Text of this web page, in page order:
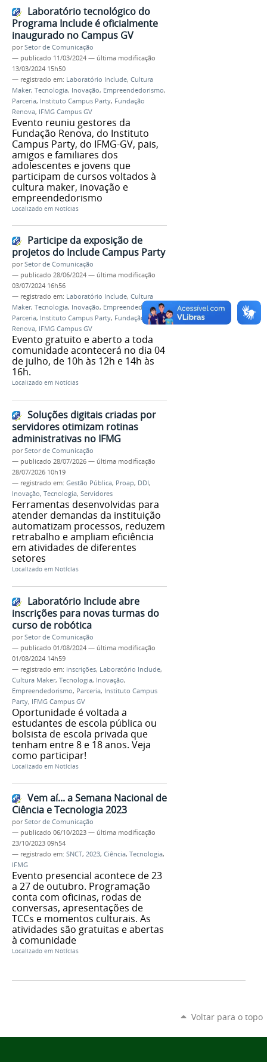
Laboratório tecnológico do
Programa Include é oficialmente
inaugurado no Campus GV
porSetor de Comunicação
— publicado 11/03/2024 — última modificação
13/03/2024 15h50
— registrado em: Laboratório Include, Cultura
Maker, Tecnologia, Inovação, Empreendedorismo,
Parceria, Instituto Campus Party, Fundação
Renova, IFMG Campus GV
Evento reuniu gestores da
Fundação Renova, do Instituto
Campus Party, do IFMG-GV, pais,
amigos e familiares dos
adolescentes e jovens que
participam de cursos voltados à
cultura maker, inovação e
empreendedorismo
Localizado em Notícias
Participe da exposição de
projetos do Include Campus Party
porSetor de Comunicação
— publicado 28/06/2024 — última modificação
03/07/2024 16h56
— registrado em: Laboratório Include, Cultura
Maker, Tecnologia, Inovação, Empreendedorismo,
Parceria, Instituto Campus Party, Fundação
Renova, IFMG Campus GV
Evento gratuito e aberto a toda
comunidade acontecerá no dia 04
de julho, de 10h às 12h e 14h às
16h.
Localizado em Notícias
Soluções digitais criadas por
servidores otimizam rotinas
administrativas no IFMG
porSetor de Comunicação
— publicado 28/07/2026 — última modificação
28/07/2026 10h19
— registrado em: Gestão Pública, Proap, DDI,
Inovação, Tecnologia, Servidores
Ferramentas desenvolvidas para
atender demandas da instituição
automatizam processos, reduzem
retrabalho e ampliam eficiência
em atividades de diferentes
setores
Localizado em Notícias
Laboratório Include abre
inscrições para novas turmas do
curso de robótica
porSetor de Comunicação
— publicado 01/08/2024 — última modificação
01/08/2024 14h59
— registrado em: inscrições, Laboratório Include,
Cultura Maker, Tecnologia, Inovação,
Empreendedorismo, Parceria, Instituto Campus
Party, IFMG Campus GV
Oportunidade é voltada a
estudantes de escola pública ou
bolsista de escola privada que
tenham entre 8 e 18 anos. Veja
como participar!
Localizado em Notícias
Vem aí... a Semana Nacional de
Ciência e Tecnologia 2023
porSetor de Comunicação
— publicado 06/10/2023 — última modificação
23/10/2023 09h54
— registrado em: SNCT, 2023, Ciência, Tecnologia,
IFMG
Evento presencial acontece de 23
a 27 de outubro. Programação
conta com oficinas, rodas de
conversas, apresentações de
TCCs e momentos culturais. As
atividades são gratuitas e abertas
à comunidade
Localizado em Notícias
Voltar para o topo